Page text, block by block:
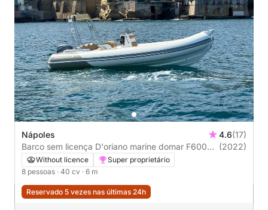
Nápoles 4.6(17)
Barco sem licença D'oriano marine domar F600
40cv
(2022)
Without licence
Super proprietário
8 pessoas · 40 cv · 6 m
Reservado 5 vezes nas últimas 24h